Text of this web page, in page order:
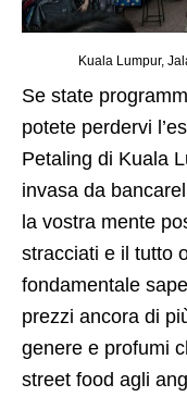
Kuala Lumpur,
Se state
potete perdervi
Petaling di Kuala
invasa da
la vostra mente
stracciati e il tutto
fondamentale
prezzi ancora di
genere e profumi
street food agli